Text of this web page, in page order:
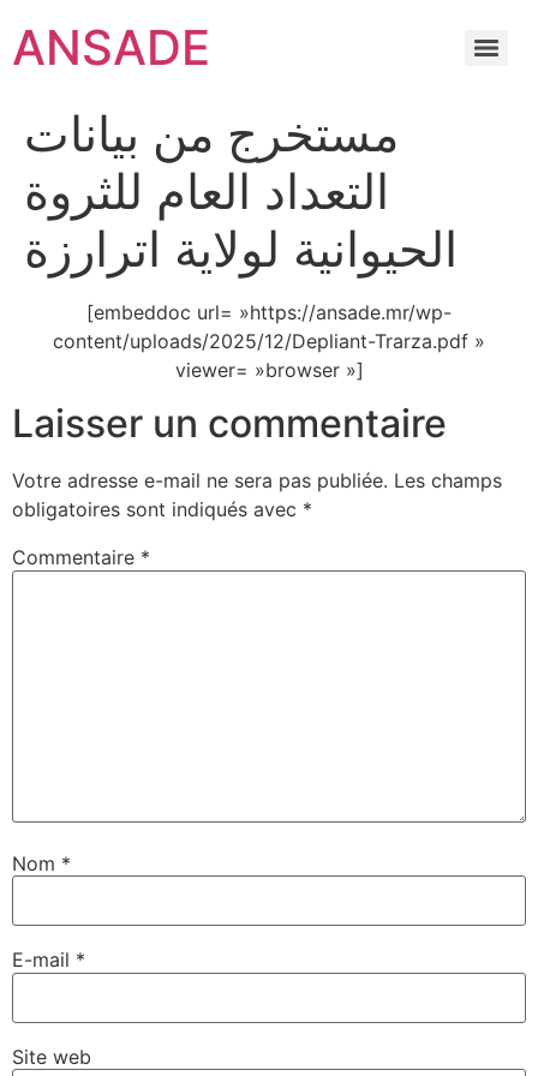
ANSADE
مستخرج من بيانات
التعداد العام للثروة
الحيوانية لولاية اترارزة
[embeddoc url= »https://ansade.mr/wp-
content/uploads/2025/12/Depliant-Trarza.pdf »
viewer= »browser »]
Laisser un commentaire
Votre adresse e-mail ne sera pas publiée. Les champs
obligatoires sont indiqués avec *
Commentaire *
Nom *
E-mail *
Site web